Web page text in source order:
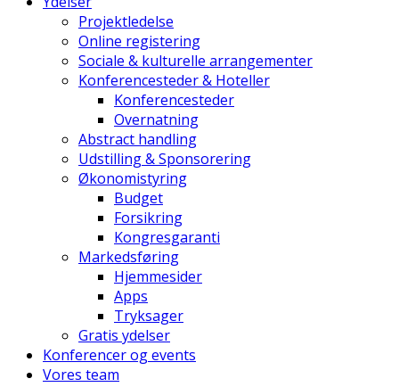
Projektledelse
Online registering
Sociale & kulturelle arrangementer
Konferencesteder & Hoteller
Konferencesteder
Overnatning
Abstract handling
Udstilling & Sponsorering
Økonomistyring
Budget
Forsikring
Kongresgaranti
Markedsføring
Hjemmesider
Apps
Tryksager
Gratis ydelser
Konferencer og events
Vores team